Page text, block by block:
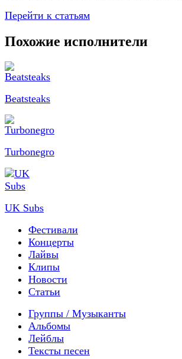
Перейти к статьям
Похожие исполнители
Beatsteaks
Turbonegro
UK Subs
Фестивали
Концерты
Лайвы
Клипы
Новости
Статьи
Группы / Музыканты
Альбомы
Лейблы
Тексты песен